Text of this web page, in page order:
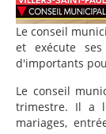
Le conseil
et exécute
d'importants
Le conseil
trimestre. Il a
mariages,